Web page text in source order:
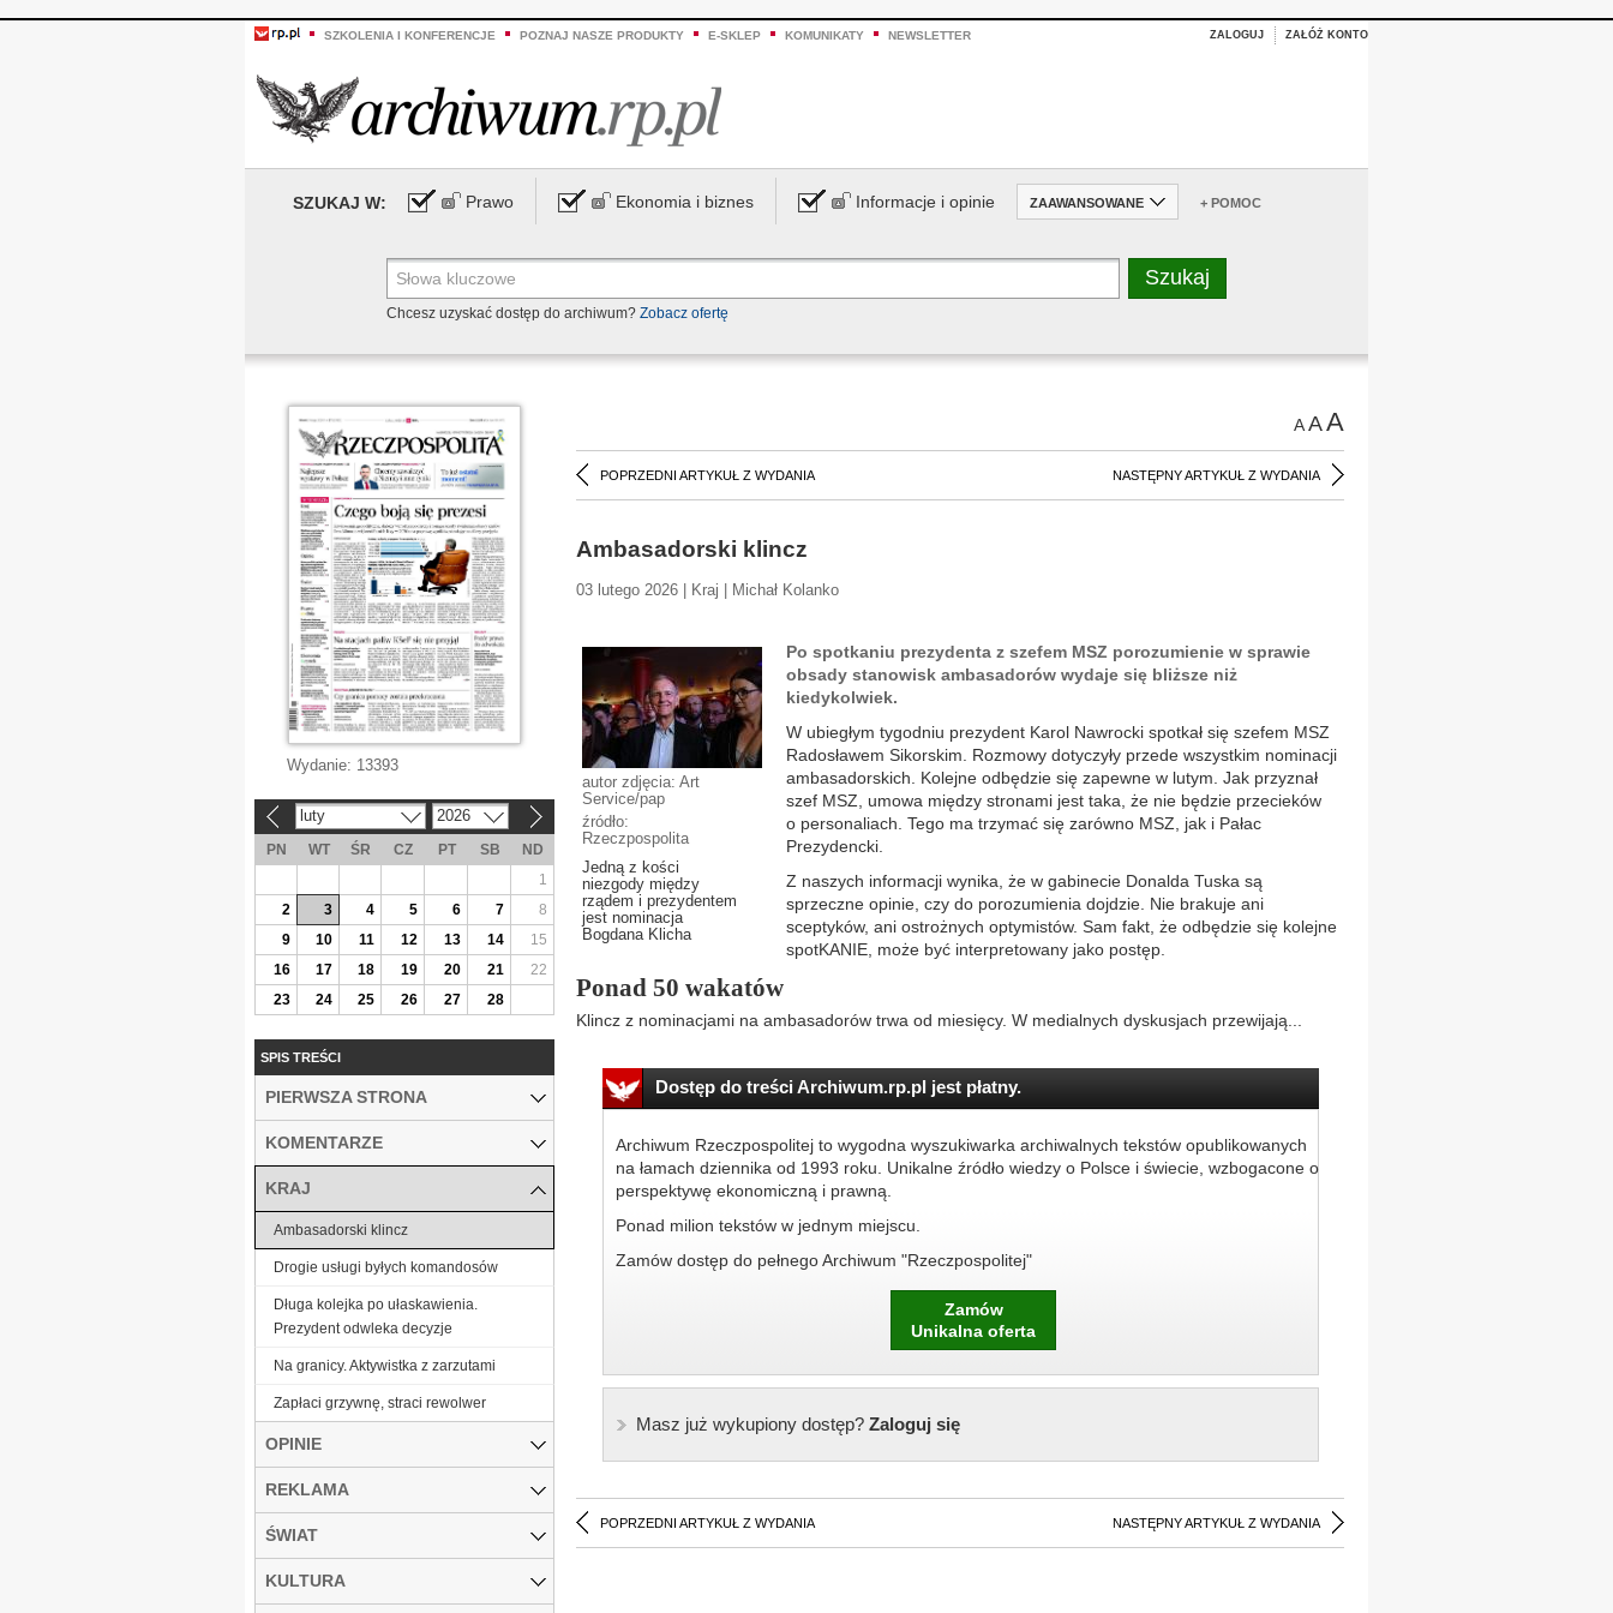
SZKOLENIA I KONFERENCJE POZNAJ NASZE PRODUKTY E-SKLEP KOMUNIKATY NEWSLETTER ZALOGUJ ZAŁÓŻ KONTO
SZUKAJ W: Prawo Ekonomia i biznes Informacje i opinie ZAAWANSOWANE + POMOC
Chcesz uzyskać dostęp do archiwum? Zobacz ofertę
AAA
POPRZEDNI ARTYKUŁ Z WYDANIA NASTĘPNY ARTYKUŁ Z WYDANIA
Ambasadorski klincz
03 lutego 2026 | Kraj | Michał Kolanko
autor zdjęcia: Art
Service/pap
źródło:
Rzeczpospolita
Jedną z kości
niezgody między
rządem i prezydentem
jest nominacja
Bogdana Klicha
Po spotkaniu prezydenta z szefem MSZ porozumienie w sprawie
obsady stanowisk ambasadorów wydaje się bliższe niż
kiedykolwiek.
W ubiegłym tygodniu prezydent Karol Nawrocki spotkał się szefem MSZ
Radosławem Sikorskim. Rozmowy dotyczyły przede wszystkim nominacji
ambasadorskich. Kolejne odbędzie się zapewne w lutym. Jak przyznał
szef MSZ, umowa między stronami jest taka, że nie będzie przecieków
o personaliach. Tego ma trzymać się zarówno MSZ, jak i Pałac
Prezydencki.
Z naszych informacji wynika, że w gabinecie Donalda Tuska są
sprzeczne opinie, czy do porozumienia dojdzie. Nie brakuje ani
sceptyków, ani ostrożnych optymistów. Sam fakt, że odbędzie się kolejne
spotKANIE, może być interpretowany jako postęp.
Ponad 50 wakatów
Klincz z nominacjami na ambasadorów trwa od miesięcy. W medialnych dyskusjach przewijają...
Dostęp do treści Archiwum.rp.pl jest płatny.
Archiwum Rzeczpospolitej to wygodna wyszukiwarka archiwalnych tekstów opublikowanych
na łamach dziennika od 1993 roku. Unikalne źródło wiedzy o Polsce i świecie, wzbogacone o
perspektywę ekonomiczną i prawną.
Ponad milion tekstów w jednym miejscu.
Zamów dostęp do pełnego Archiwum "Rzeczpospolitej"
Zamów
Unikalna oferta
Masz już wykupiony dostęp?Zaloguj się
POPRZEDNI ARTYKUŁ Z WYDANIA NASTĘPNY ARTYKUŁ Z WYDANIA
Wydanie: 13393
luty 2026
PN WT ŚR CZ PT SB
ND
1
2
3 4 5 6 7
8
9
10 11 12 13 14
15
16
17 18 19 20 21
22
23
24 25 26 27 28
SPIS TREŚCI
PIERWSZA STRONA
KOMENTARZE
KRAJ
Ambasadorski klincz
Drogie usługi byłych komandosów
Długa kolejka po ułaskawienia.
Prezydent odwleka decyzje
Na granicy. Aktywistka z zarzutami
Zapłaci grzywnę, straci rewolwer
OPINIE
REKLAMA
ŚWIAT
KULTURA